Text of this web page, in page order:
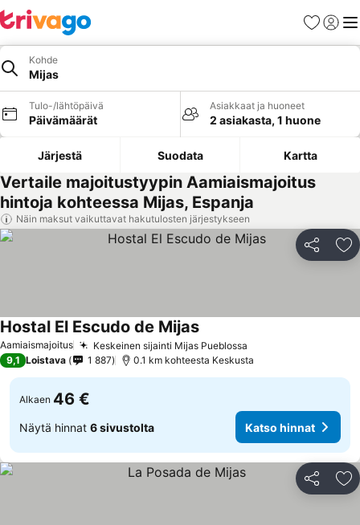
Suosikit
Kohde
Mijas
Tulo-/lähtöpäivä
Päivämäärät
Asiakkaat ja huoneet
2 asiakasta, 1 huone
Järjestä Suodata Kartta
Vertaile majoitustyypin Aamiaismajoitus
hintoja kohteessa Mijas, Espanja
Näin maksut vaikuttavat hakutulosten järjestykseen
Jaa
Aamiaismajoitus Keskeinen sijainti Mijas Pueblossa
Hostal El Escudo de MijasKatso hinnat
9,1 Loistava 1 887 0.1 km kohteesta Keskusta
Alkaen 46 €
Näytä hinnat 6 sivustolta Katso hinnat
Jaa